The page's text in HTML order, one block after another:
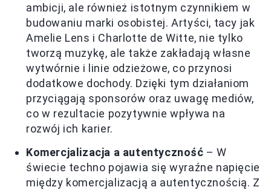
ambicji, ale również istotnym czynnikiem w
budowaniu marki osobistej. Artyści, tacy jak
Amelie Lens i Charlotte de Witte, nie tylko
tworzą muzykę, ale także zakładają własne
wytwórnie i linie odzieżowe, co przynosi
dodatkowe dochody. Dzięki tym działaniom
przyciągają sponsorów oraz uwagę mediów,
co w rezultacie pozytywnie wpływa na
rozwój ich karier.
Komercjalizacja a autentyczność – W
świecie techno pojawia się wyraźne napięcie
między komercjalizacją a autentycznością. Z